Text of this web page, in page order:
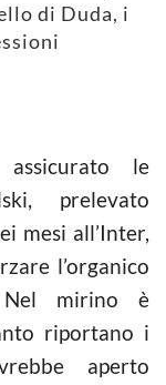
di Duda, i
le
prelevato
mesi all’Inter,
l’organico
Nel mirino è
riportano i
aperto